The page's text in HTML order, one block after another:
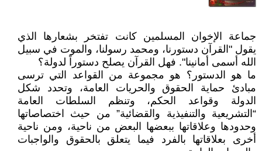
جماعة الإخوان المسلمين كانت تفتخر بشعارها الذي
يقول "القرآن دستورنا، ومحمد رسولنا، والموت في سبيل
الله أسمى أمانينا". فهل القرآن يصلح دستوراً لدولة؟
ما هو الدستور؟ هو مجموعة من القواعد التي ترسى
مبادئ حماية الحقوق والحريات العامة، وتحدد شكل
الدولة وقواعد الحكم، وتنظم السلطات العامة
“التشريعية والتنفيذية والقضائية” من حيث اختصاصاتها
وحدودها وعلاقاتها ببعضها البعض من ناحية، ومن ناحية
أخرى بعلاقاتها بالفرد فيما يتعلق بالحقوق والواجبات